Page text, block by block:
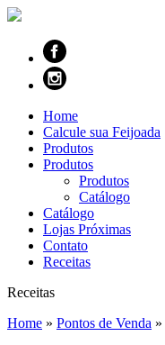
Home
Calcule sua Feijoada
Produtos
Produtos
Produtos
Catálogo
Catálogo
Lojas Próximas
Contato
Receitas
Receitas
Home » Pontos de Venda »